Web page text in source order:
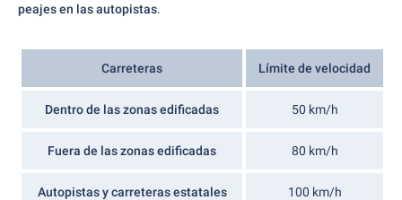
peajes en las autopistas.
Carreteras Límite de velocidad
Dentro de las zonas edificadas 50 km/h
Fuera de las zonas edificadas 80 km/h
Autopistas y carreteras estatales 100 km/h